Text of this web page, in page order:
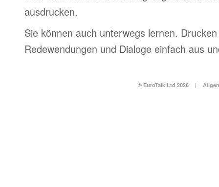
ausdrucken.
Sie können auch unterwegs lernen.
Redewendungen und Dialoge einfach aus
© EuroTalk Ltd 2026 |